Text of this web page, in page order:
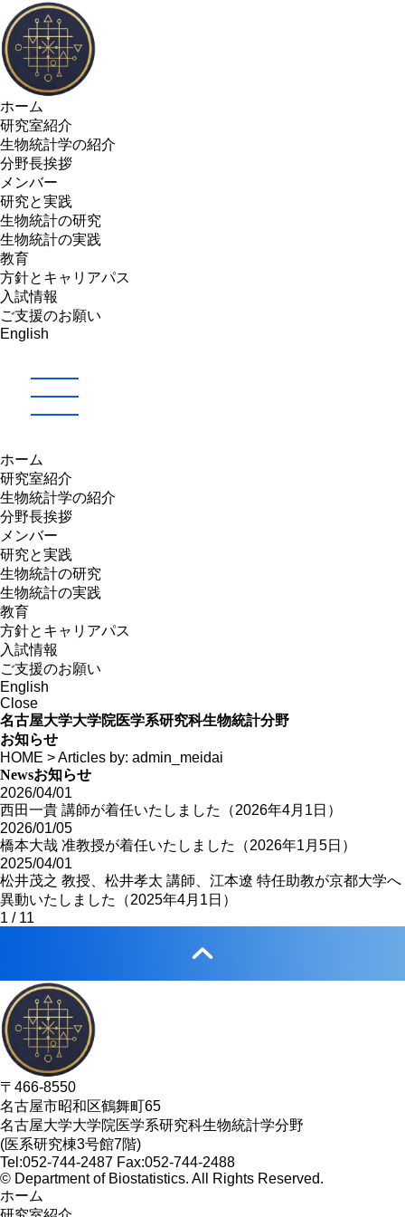
ホーム
研究室紹介
生物統計学の紹介
分野長挨拶
メンバー
研究と実践
生物統計の研究
生物統計の実践
教育
方針とキャリアパス
入試情報
ご支援のお願い
English
ホーム
研究室紹介
生物統計学の紹介
分野長挨拶
メンバー
研究と実践
生物統計の研究
生物統計の実践
教育
方針とキャリアパス
入試情報
ご支援のお願い
English
Close
名古屋大学大学院医学系研究科生物統計分野
お知らせ
HOME >Articles by: admin_meidai
Newsお知らせ
2026/04/01
西田一貴 講師が着任いたしました（2026年4月1日）
2026/01/05
橋本大哉 准教授が着任いたしました（2026年1月5日）
2025/04/01
松井茂之 教授、松井孝太 講師、江本遼 特任助教が京都大学へ
異動いたしました（2025年4月1日）
1 / 11
〒466-8550
名古屋市昭和区鶴舞町65
名古屋大学大学院医学系研究科生物統計学分野
(医系研究棟3号館7階)
Tel:052-744-2487 Fax:052-744-2488
© Department of Biostatistics. All Rights Reserved.
ホーム